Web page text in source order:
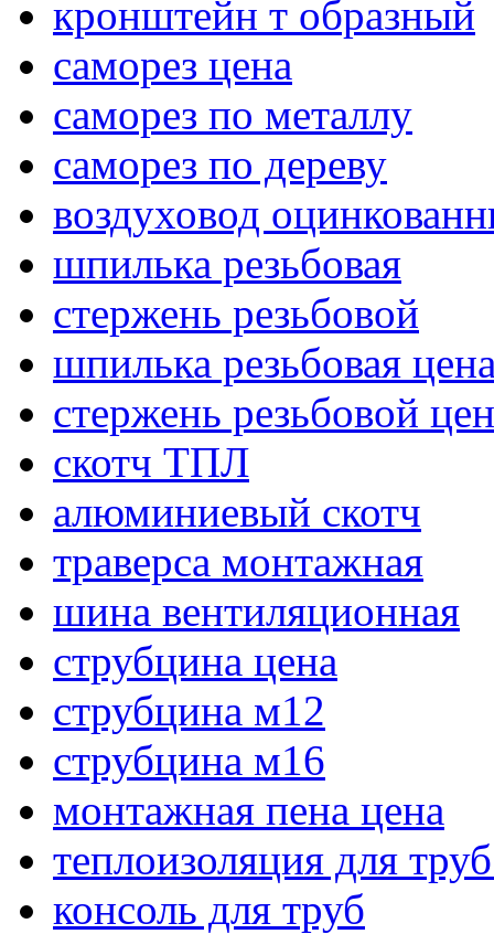
кронштейн т образный
саморез цена
саморез по металлу
саморез по дереву
воздуховод
шпилька резьбовая
стержень резьбовой
шпилька резьбовая
стержень резьбовой
скотч ТПЛ
алюминиевый скотч
траверса монтажная
шина вентиляционная
струбцина цена
струбцина м12
струбцина м16
монтажная пена цена
теплоизоляция для
консоль для труб